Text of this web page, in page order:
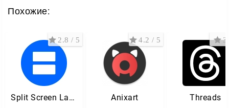
Похожие:
Split Screen Launcher
2.8 / 5
Anixart
4.2 / 5
Threads
3